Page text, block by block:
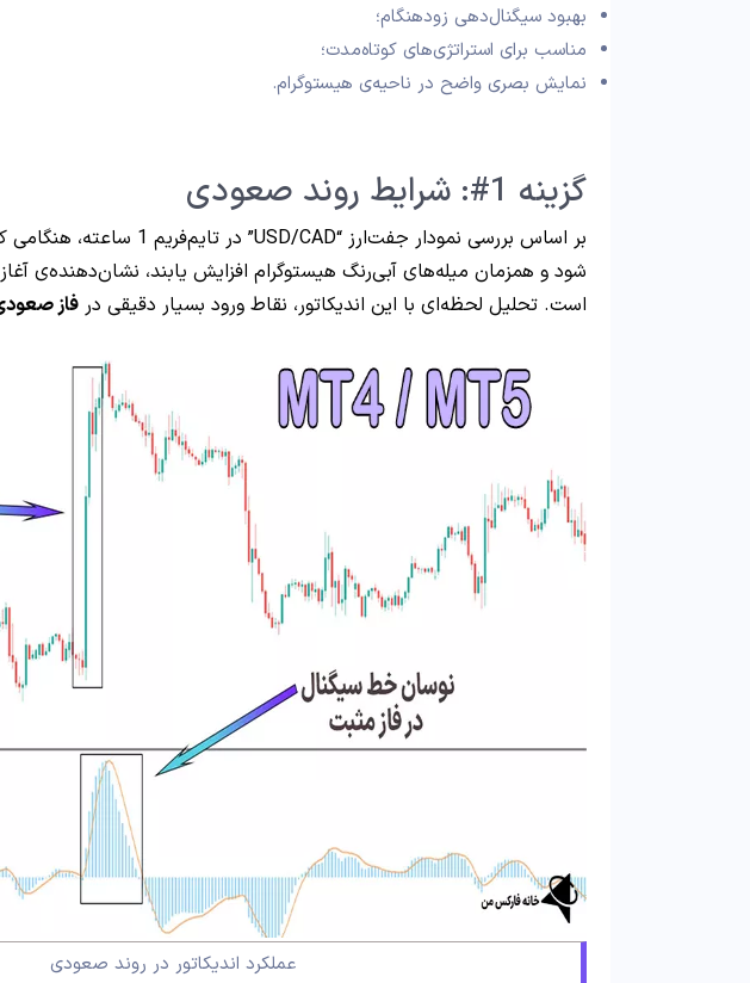
بهبود سیگنال‌دهی زودهنگام؛
مناسب برای استراتژی‌های کوتاه‌مدت؛
نمایش بصری واضح در ناحیه‌ی هیستوگرام.
گزینه 1#: شرایط روند صعودی
بر اساس بررسی نمودار جفت‌ارز “USD/CAD” در تایم‌فریم 1 ساعته، هنگامی که خط سیگنال وارد
شود و همزمان میله‌های آبی‌رنگ هیستوگرام افزایش یابند، نشان‌دهنده‌ی
است. تحلیل لحظه‌ای با این اندیکاتور، نقاط ورود بسیار دقیقی در فاز
عملکرد اندیکاتور در روند صعودی